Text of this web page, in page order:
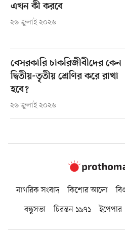
এখন কী করবে
২৬ জুলাই ২০২৬
বেসরকারি চাকরিজীবীদের কেন
দ্বিতীয়-তৃতীয় শ্রেণির করে রাখা
হবে?
২৬ জুলাই ২০২৬
নাগরিক সংবাদ কিশোর আলো
বন্ধুসভা
চিরন্তন ১৯৭১ ইপেপার